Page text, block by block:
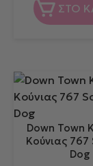
ΣΤΟ
Down Town
Κούνιας
Dog